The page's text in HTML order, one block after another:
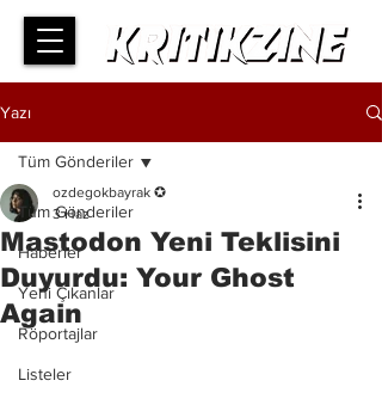
Yazı
Tüm Gönderiler
Haberler
Yeni Çıkanlar
Röportajlar
Listeler
Tüm Gönderiler
Mastodon Yeni Teklisini
Duyurdu: Your Ghost
Again
ozdegokbayrak ✪
3 Haz